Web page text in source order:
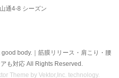
通4-8 シーズン
body.｜筋膜リリース・肩こり・腰
も対応All Rights Reserved.
Theme by Vektor,Inc. technology.